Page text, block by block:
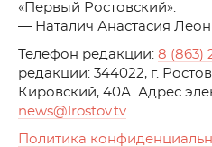
«Первый
— Наталич Анастасия
Телефон редакции: 8 (863)
редакции: 344022, г.
Кировский, 40А. Адрес
news@1rostov.tv
Политика